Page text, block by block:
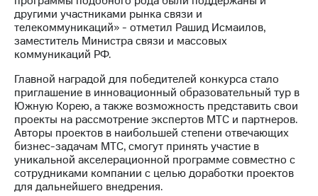
другими участниками рынка связи и
телекоммуникаций» - отметил Рашид Исмаилов,
заместитель Министра связи и массовых
коммуникаций РФ.
Главной наградой для победителей конкурса стало
приглашение в инновационный образовательный тур в
Южную Корею, а также возможность представить свои
проекты на рассмотрение экспертов МТС и партнеров.
Авторы проектов в наибольшей степени отвечающих
бизнес-задачам МТС, смогут принять участие в
уникальной акселерационной программе совместно с
сотрудниками компании с целью доработки проектов
для дальнейшего внедрения.